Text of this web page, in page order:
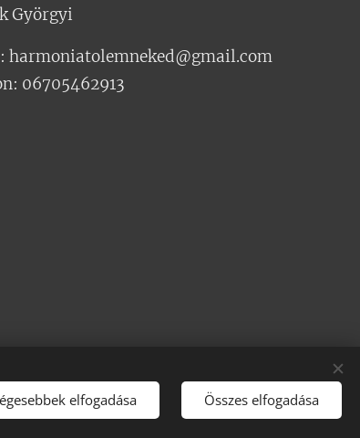
Györgyi
harmoniatolemneked@gmail.com
06705462913
elfogadása Összes elfogadása